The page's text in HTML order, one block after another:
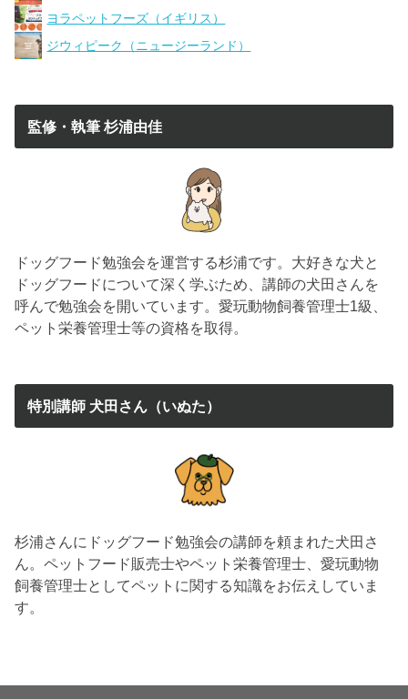
ヨラペットフーズ（イギリス）
ジウィピーク（ニュージーランド）
監修・執筆 杉浦由佳
ドッグフード勉強会を運営する杉浦です。大好きな犬と
ドッグフードについて深く学ぶため、講師の犬田さんを
呼んで勉強会を開いています。愛玩動物飼養管理士1級、
ペット栄養管理士等の資格を取得。
特別講師 犬田さん（いぬた）
杉浦さんにドッグフード勉強会の講師を頼まれた犬田さ
ん。ペットフード販売士やペット栄養管理士、愛玩動物
飼養管理士としてペットに関する知識をお伝えしていま
す。